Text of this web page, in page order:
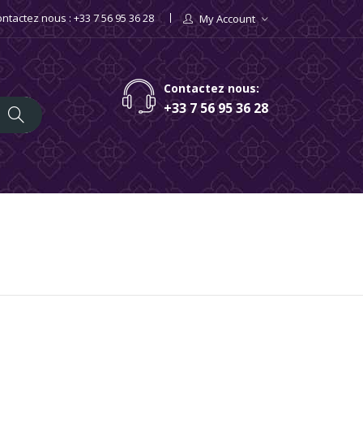
×
×
×
My Account
nous : +33 7 56 95 36 28
Contactez nous:
+33 7 56 95 36 28